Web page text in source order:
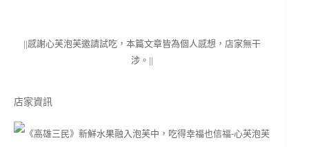
||感謝心芙泡芙邀請試吃，本篇文章皆為個人感想，店家無干
涉。||
店家資訊